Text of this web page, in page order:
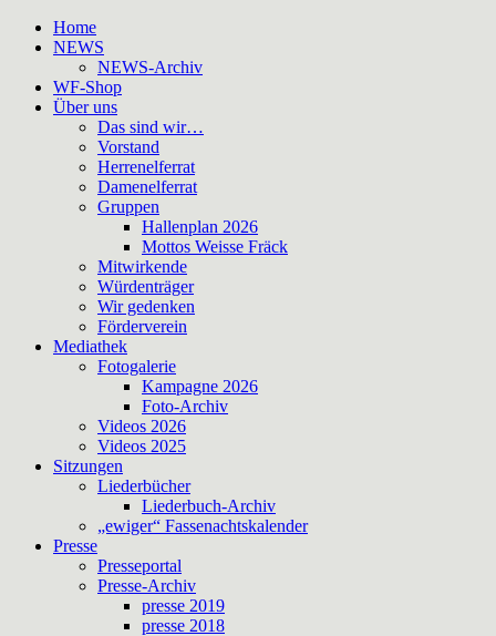
Home
NEWS
NEWS-Archiv
WF-Shop
Über uns
Das sind wir…
Vorstand
Herrenelferrat
Damenelferrat
Gruppen
Hallenplan 2026
Mottos Weisse Fräck
Mitwirkende
Würdenträger
Wir gedenken
Förderverein
Mediathek
Fotogalerie
Kampagne 2026
Foto-Archiv
Videos 2026
Videos 2025
Sitzungen
Liederbücher
Liederbuch-Archiv
„ewiger“ Fassenachtskalender
Presse
Presseportal
Presse-Archiv
presse 2019
presse 2018